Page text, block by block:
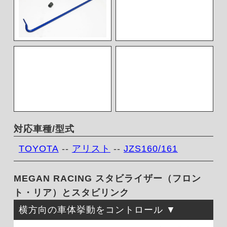
対応車種/型式
TOYOTA -- アリスト -- JZS160/161
MEGAN RACING スタビライザー（フロン
ト・リア）とスタビリンク
横方向の車体挙動をコントロール